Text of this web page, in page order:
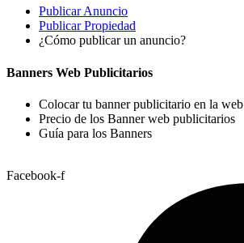
Publicar Anuncio
Publicar Propiedad
¿Cómo publicar un anuncio?
Banners Web Publicitarios
Colocar tu banner publicitario en la web
Precio de los Banner web publicitarios
Guía para los Banners
Facebook-f